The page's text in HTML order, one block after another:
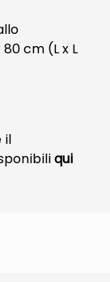
cm (L x L
il
qui